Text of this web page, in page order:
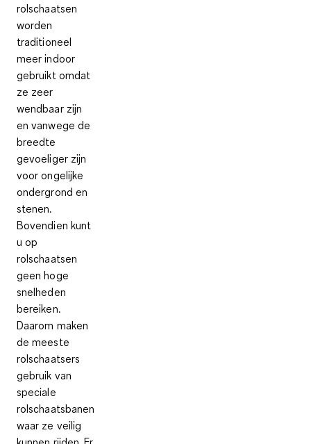
rolschaatsen
worden
traditioneel
meerindoor
gebruikt omdat
ze zeer
wendbaar zijn
en vanwege de
breedte
gevoeliger zijn
voor ongelijke
ondergrond en
stenen.
Bovendien kunt
u op
rolschaatsen
geen hoge
snelheden
bereiken.
Daarom maken
de meeste
rolschaatsers
gebruik van
speciale
rolschaatsbanen
waar ze veilig